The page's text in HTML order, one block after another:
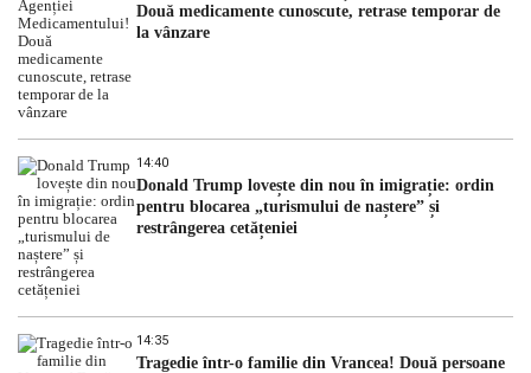
Două medicamente cunoscute, retrase temporar de
la vânzare
14:40
Donald Trump lovește din nou în imigrație: ordin
pentru blocarea „turismului de naștere” și
restrângerea cetățeniei
14:35
Tragedie într-o familie din Vrancea! Două persoane